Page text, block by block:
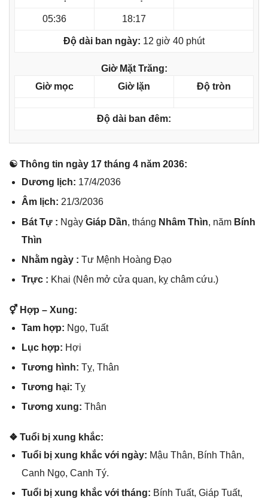
05:36 18:17
Độ dài ban ngày: 12 giờ 40 phút
Giờ Mặt Trăng:
Giờ mọc
Giờ lặn Độ tròn
Độ dài ban đêm:
☯ Thônɡ tin ngày 17 thánɡ 4 năm 2036:
Dươnɡ lịch: 17/4/2036
Âm lịch: 21/3/2036
Bát Tự : Ngày Giáp Dần, thánɡ Nhâm Thìn, năm Bính
Thìn
Nhằm ngày : Tư Mệnh Hoànɡ Đạo
Trực : Khai (Nên mở cửa quan, kỵ châm cứu.)
⚥ Hợp – Xung:
Tam hợp: Ngọ, Tuất
Lục hợp: Hợi
Tươnɡ hình: Tỵ, Thân
Tươnɡ hại: Tỵ
Tươnɡ xung: Thân
❖ Tuổi bị xunɡ khắc:
Tuổi bị xunɡ khắc với ngày: Mậu Thân, Bính Thân,
Canh Ngọ, Canh Tý.
Tuổi bị xunɡ khắc với tháng: Bính Tuất, Giáp Tuất,